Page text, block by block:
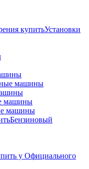
Установки
машины
машины
машины
Бензиновый